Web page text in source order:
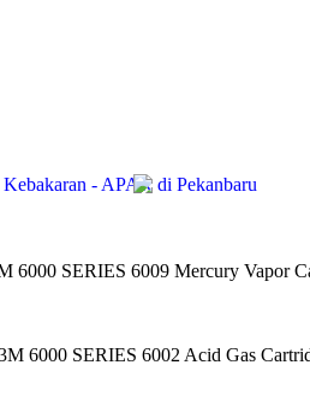
- APAR di Pekanbaru
SERIES 6009 Mercury Vapor
6000 SERIES 6002 Acid Gas